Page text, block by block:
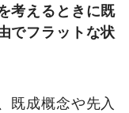
考えるときに既
でフラットな状
既成概念や先入